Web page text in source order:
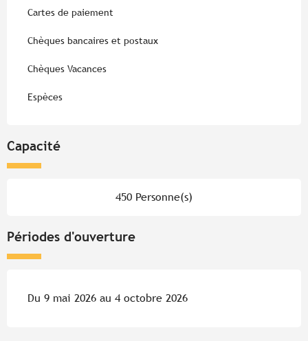
Cartes de paiement
Chèques bancaires et postaux
Chèques Vacances
Espèces
Capacité
450 Personne(s)
Périodes d'ouverture
Du 9 mai 2026 au 4 octobre 2026